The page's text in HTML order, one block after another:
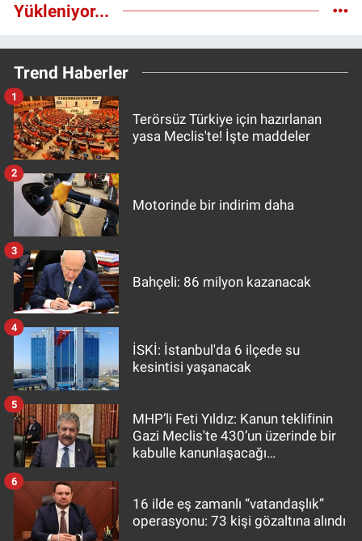
Yükleniyor...
Trend Haberler
Terörsüz Türkiye için hazırlanan
yasa Meclis'te! İşte maddeler
1
Motorinde bir indirim daha
2
Bahçeli: 86 milyon kazanacak
3
İSKİ: İstanbul'da 6 ilçede su
kesintisi yaşanacak
4
MHP’li Feti Yıldız: Kanun teklifinin
Gazi Meclis'te 430’un üzerinde bir
kabulle kanunlaşacağı
5
16 ilde eş zamanlı “vatandaşlık”
operasyonu: 73 kişi gözaltına alındı
6